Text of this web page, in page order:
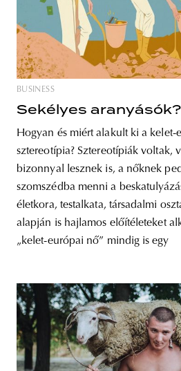
BUSINESS
Sekélyes aranyásók?
Hogyan és miért alakult ki a
sztereotípia? Sztereotípiák voltak,
bizonnyal lesznek is, a nőknek
szomszédba menni a
életkora, testalkata, társadalmi
alapján is hajlamos előítéleteket
„kelet-európai nő” mindig is egy